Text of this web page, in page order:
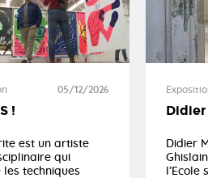
05/12/2026
!
est un artiste
qui
les techniques
Didier
l’Ecole